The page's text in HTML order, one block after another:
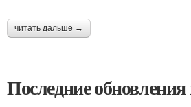
читать дальше →
Последние обновления